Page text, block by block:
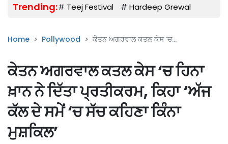
Trending:# Teej Festival # Hardeep Grewal
Home Pollywood ਕੇਤਨ ਅਗਰਵਾਲ ਕਤਲ ਕੇਸ ‘ਚ...
ਕੇਤਨ ਅਗਰਵਾਲ ਕਤਲ ਕੇਸ ‘ਚ ਹਿਨਾ
ਖ਼ਾਨ ਨੇ ਦਿੱਤਾ ਪ੍ਰਤੀਕਰਮ, ਕਿਹਾ ‘ਅੱਜ
ਕੱਲ ਦੇ ਸਮੇਂ ‘ਚ ਸੱਚ ਕਹਿਣਾ ਕਿੰਨਾ
ਮੁਸ਼ਕਿਲ’